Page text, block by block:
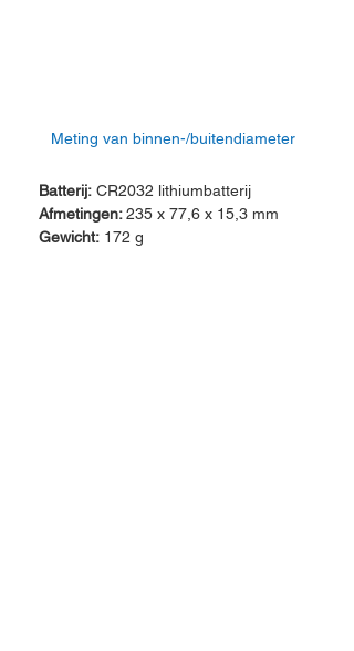
Meting van binnen-/buitendiameter
Batterij: CR2032 lithiumbatterij
Afmetingen:235 x 77,6 x 15,3 mm
Gewicht: 172 g